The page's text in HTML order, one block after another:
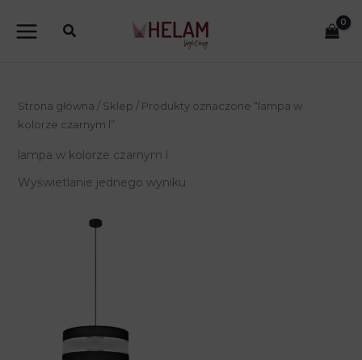
Strona główna / Sklep / Produkty oznaczone “lampa w
kolorze czarnym l”
lampa w kolorze czarnym l
Wyświetlanie jednego wyniku